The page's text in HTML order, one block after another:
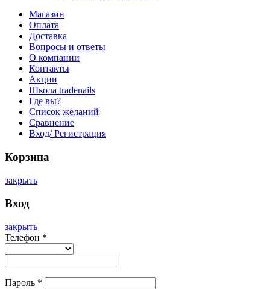
Магазин
Оплата
Доставка
Вопросы и ответы
О компании
Контакты
Акции
Школа tradenails
Где вы?
Список желаний
Сравнение
Вход/ Регистрация
Корзина
закрыть
Вход
закрыть
Телефон *
Пароль *